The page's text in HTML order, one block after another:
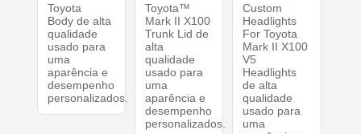
Toyota
Body de alta
qualidade
usado para
uma
aparência e
desempenho
personalizados.
Toyota™
Mark II X100
Trunk Lid de
alta
qualidade
usado para
uma
aparência e
desempenho
personalizados.
Custom
Headlights
For Toyota
Mark II X100
V5
Headlights
de alta
qualidade
usado para
uma